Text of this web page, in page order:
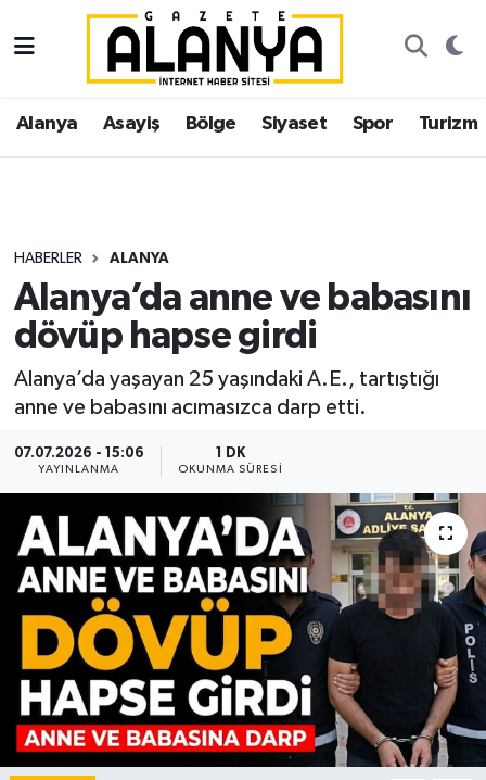
Alanya Asayiş Bölge Siyaset Spor Turizm
HABERLER ALANYA
Alanya’da anne ve babasını
dövüp hapse girdi
Alanya’da yaşayan 25 yaşındaki A.E., tartıştığı
anne ve babasını acımasızca darp etti.
07.07.2026 - 15:06
YAYINLANMA
1 DK
OKUNMA SÜRESI
Alanya
Asayiş
Siyaset
Spor
Turizm
Ekonomi
Gazipaşa
İstanbul Nöbetçi Eczaneler
İstanbul Hava Durumu
Süper Lig Puan Durumu ve Fikstür
Tüm Manşetler
Son Dakika Haberleri
Haber Arşivi